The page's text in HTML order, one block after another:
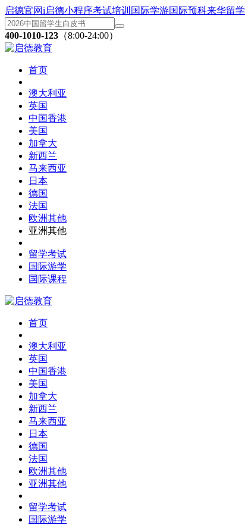
启德官网i启德小程序考试培训 国际学游国际预科来华留学
400-1010-123 （8:00-24:00）
首页
澳大利亚
英国
中国香港
美国
加拿大
新西兰
马来西亚
日本
德国
法国
欧洲其他
亚洲其他
留学考试
国际游学
国际课程
首页
澳大利亚
英国
中国香港
美国
加拿大
新西兰
马来西亚
日本
德国
法国
欧洲其他
亚洲其他
留学考试
国际游学